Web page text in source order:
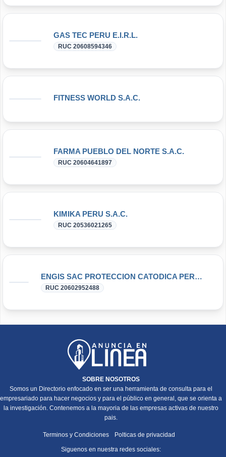
GAS TEC PERU E.I.R.L.
RUC 20608594346
FITNESS WORLD S.A.C.
FARMA PUEBLO DEL NORTE S.A.C.
RUC 20604641897
KIMIKA PERU S.A.C.
RUC 20536021265
ENGIS SAC PROTECCION CATODICA PERU CONTROL DE LA CORROSION
RUC 20602952488
SOBRE NOSOTROS
Somos un Directorio enfocado en ser una herramienta de consulta para el
empresariado para hacer negocios y para el público en general, que se orienta a
la investigación. Contenemos a la mayoria de las empresas activas de nuestro
pais.
Terminos y Condiciones Polticas de privacidad
Siguenos en nuestra redes sociales: